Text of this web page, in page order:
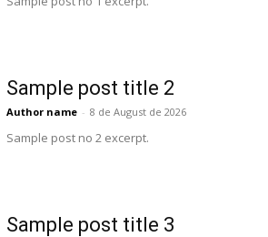
Sample post title 2
Author name - 8 de August de 2026
Sample post no 2 excerpt.
Sample post title 3